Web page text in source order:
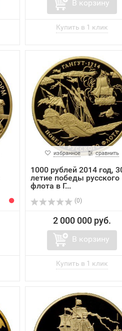
В корзину
избранное сравнить
1000 рублей 2014 год,
летие победы русского
флота в Г...
(0)
2 000 000 руб.
В корзину